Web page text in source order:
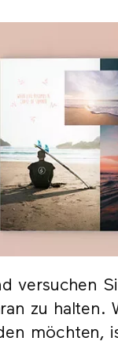
versuchen
zu halten.
möchten,